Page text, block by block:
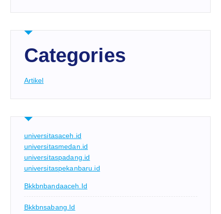
Categories
Artikel
universitasaceh.id
universitasmedan.id
universitaspadang.id
universitaspekanbaru.id
Bkkbnbandaaceh.id
Bkkbnsabang.id